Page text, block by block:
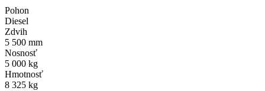
Pohon
Diesel
Zdvih
5 500 mm
Nosnosť
5 000 kg
Hmotnosť
8 325 kg